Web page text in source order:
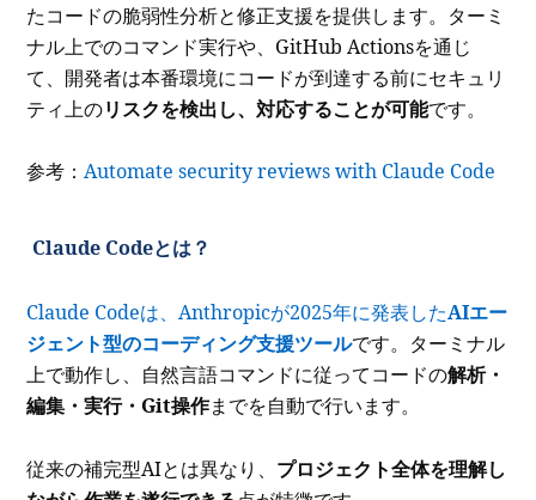
たコードの脆弱性分析と修正支援を提供します。ターミ
ナル上でのコマンド実行や、GitHub Actionsを通じ
て、開発者は本番環境にコードが到達する前にセキュリ
ティ上のリスクを検出し、対応することが可能です。
参考：Automate security reviews with Claude Code
Claude Codeとは？
Claude Codeは、Anthropicが2025年に発表したAIエー
ジェント型のコーディング支援ツールです。ターミナル
上で動作し、自然言語コマンドに従ってコードの解析・
編集・実行・Git操作までを自動で行います。
従来の補完型AIとは異なり、 プロジェクト全体を理解し